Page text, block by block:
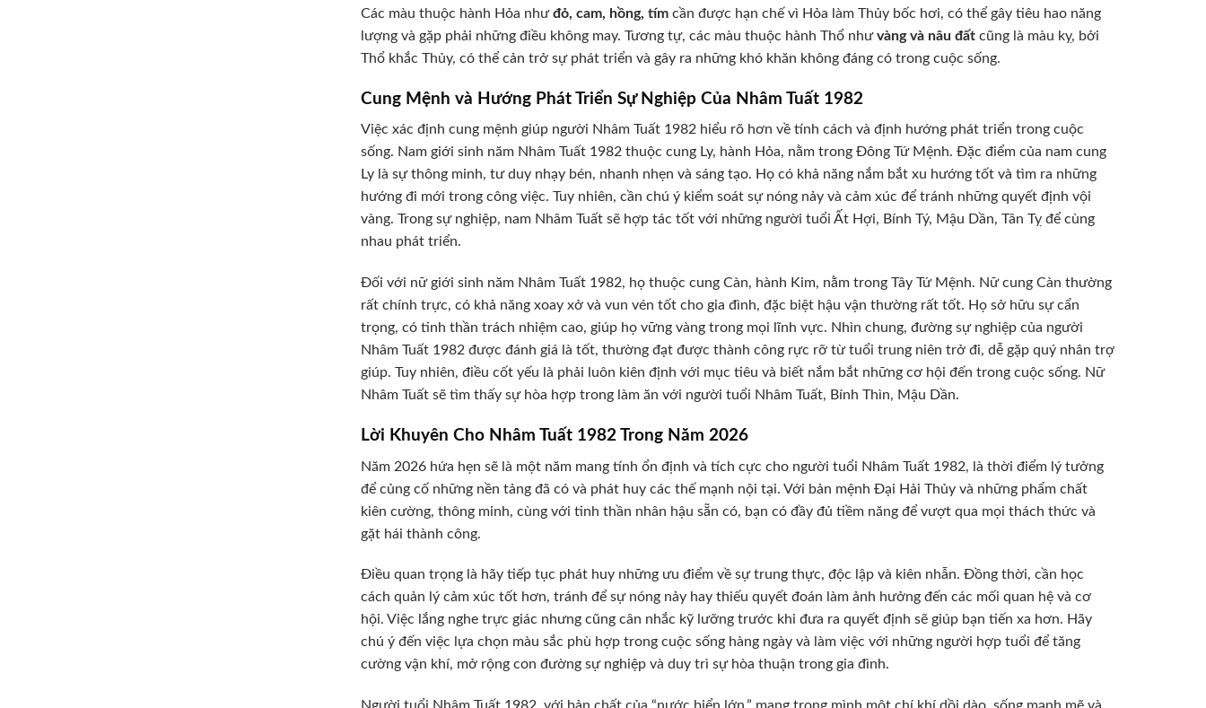
Các màu thuộc hành Hỏa nhưđỏ, cam, hồng, tím cần được hạn chế vì Hỏa làm Thủy bốc hơi, có thể gây tiêu hao năng
lượng và gặp phải những điều không may. Tương tự, các màu thuộc hành Thổ nhưvàng và nâu đất cũng là màu kỵ, bởi
Thổ khắc Thủy, có thể cản trở sự phát triển và gây ra những khó khăn không đáng có trong cuộc sống.
Cung Mệnh và Hướng Phát Triển Sự Nghiệp Của Nhâm Tuất 1982
Việc xác định cung mệnh giúp người Nhâm Tuất 1982 hiểu rõ hơn về tính cách và định hướng phát triển trong cuộc
sống. Nam giới sinh năm Nhâm Tuất 1982 thuộc cung Ly, hành Hỏa, nằm trong Đông Tứ Mệnh. Đặc điểm của nam cung
Ly là sự thông minh, tư duy nhạy bén, nhanh nhẹn và sáng tạo. Họ có khả năng nắm bắt xu hướng tốt và tìm ra những
hướng đi mới trong công việc. Tuy nhiên, cần chú ý kiểm soát sự nóng nảy và cảm xúc để tránh những quyết định vội
vàng. Trong sự nghiệp, nam Nhâm Tuất sẽ hợp tác tốt với những người tuổi Ất Hợi, Bính Tý, Mậu Dần, Tân Tỵ để cùng
nhau phát triển.
Đối với nữ giới sinh năm Nhâm Tuất 1982, họ thuộc cung Càn, hành Kim, nằm trong Tây Tứ Mệnh. Nữ cung Càn thường
rất chính trực, có khả năng xoay xở và vun vén tốt cho gia đình, đặc biệt hậu vận thường rất tốt. Họ sở hữu sự cẩn
trọng, có tinh thần trách nhiệm cao, giúp họ vững vàng trong mọi lĩnh vực. Nhìn chung, đường sự nghiệp của người
Nhâm Tuất 1982 được đánh giá là tốt, thường đạt được thành công rực rỡ từ tuổi trung niên trở đi, dễ gặp quý nhân trợ
giúp. Tuy nhiên, điều cốt yếu là phải luôn kiên định với mục tiêu và biết nắm bắt những cơ hội đến trong cuộc sống. Nữ
Nhâm Tuất sẽ tìm thấy sự hòa hợp trong làm ăn với người tuổi Nhâm Tuất, Bính Thìn, Mậu Dần.
Lời Khuyên Cho Nhâm Tuất 1982 Trong Năm 2026
Năm 2026 hứa hẹn sẽ là một năm mang tính ổn định và tích cực cho người tuổi Nhâm Tuất 1982, là thời điểm lý tưởng
để củng cố những nền tảng đã có và phát huy các thế mạnh nội tại. Với bản mệnh Đại Hải Thủy và những phẩm chất
kiên cường, thông minh, cùng với tinh thần nhân hậu sẵn có, bạn có đầy đủ tiềm năng để vượt qua mọi thách thức và
gặt hái thành công.
Điều quan trọng là hãy tiếp tục phát huy những ưu điểm về sự trung thực, độc lập và kiên nhẫn. Đồng thời, cần học
cách quản lý cảm xúc tốt hơn, tránh để sự nóng nảy hay thiếu quyết đoán làm ảnh hưởng đến các mối quan hệ và cơ
hội. Việc lắng nghe trực giác nhưng cũng cân nhắc kỹ lưỡng trước khi đưa ra quyết định sẽ giúp bạn tiến xa hơn. Hãy
chú ý đến việc lựa chọn màu sắc phù hợp trong cuộc sống hàng ngày và làm việc với những người hợp tuổi để tăng
cường vận khí, mở rộng con đường sự nghiệp và duy trì sự hòa thuận trong gia đình.